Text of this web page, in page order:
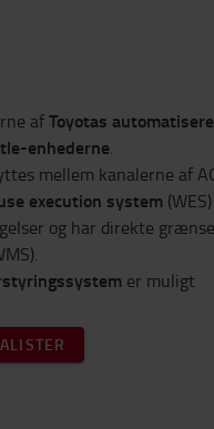
afToyotas
enhederne.
mellem kanalerne af
execution system
og har direkte
er muligt